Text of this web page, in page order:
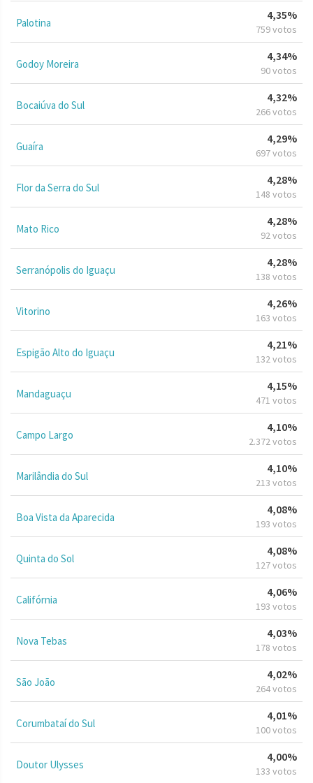
Palotina
4,35%
759 votos
Godoy Moreira
4,34%
90 votos
Bocaiúva do Sul
4,32%
266 votos
Guaíra
4,29%
697 votos
Flor da Serra do Sul
4,28%
148 votos
Mato Rico
4,28%
92 votos
Serranópolis do Iguaçu
4,28%
138 votos
Vitorino
4,26%
163 votos
Espigão Alto do Iguaçu
4,21%
132 votos
Mandaguaçu
4,15%
471 votos
Campo Largo
4,10%
2.372 votos
Marilândia do Sul
4,10%
213 votos
Boa Vista da Aparecida
4,08%
193 votos
Quinta do Sol
4,08%
127 votos
Califórnia
4,06%
193 votos
Nova Tebas
4,03%
178 votos
São João
4,02%
264 votos
Corumbataí do Sul
4,01%
100 votos
Doutor Ulysses
4,00%
133 votos